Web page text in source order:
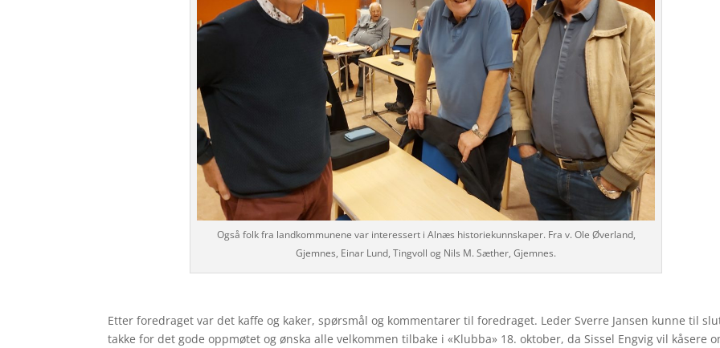
Også folk fra landkommunene var interessert i Alnæs historiekunnskaper. Fra v. Ole Øverland,
Gjemnes, Einar Lund, Tingvoll og Nils M. Sæther, Gjemnes.
Etter foredraget var det kaffe og kaker, spørsmål og kommentarer til foredraget. Leder Sverre Jansen kunne til
takke for det gode oppmøtet og ønska alle velkommen tilbake i «Klubba» 18. oktober, da Sissel Engvig vil kåsere